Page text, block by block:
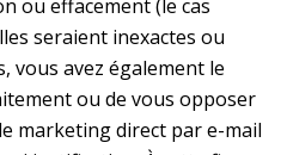
ou effacement (le cas
seraient inexactes ou
vous avez également le
ou de vous opposer
marketing direct par e-mail